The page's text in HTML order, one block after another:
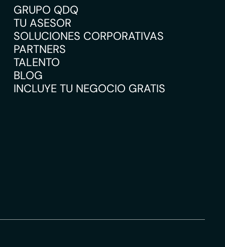
GRUPO QDQ
TU ASESOR
SOLUCIONES CORPORATIVAS
PARTNERS
TALENTO
BLOG
INCLUYE TU NEGOCIO GRATIS